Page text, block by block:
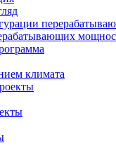
климата